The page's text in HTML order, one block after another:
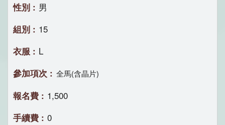
男
15
L
全馬(含晶片)
1,500
0